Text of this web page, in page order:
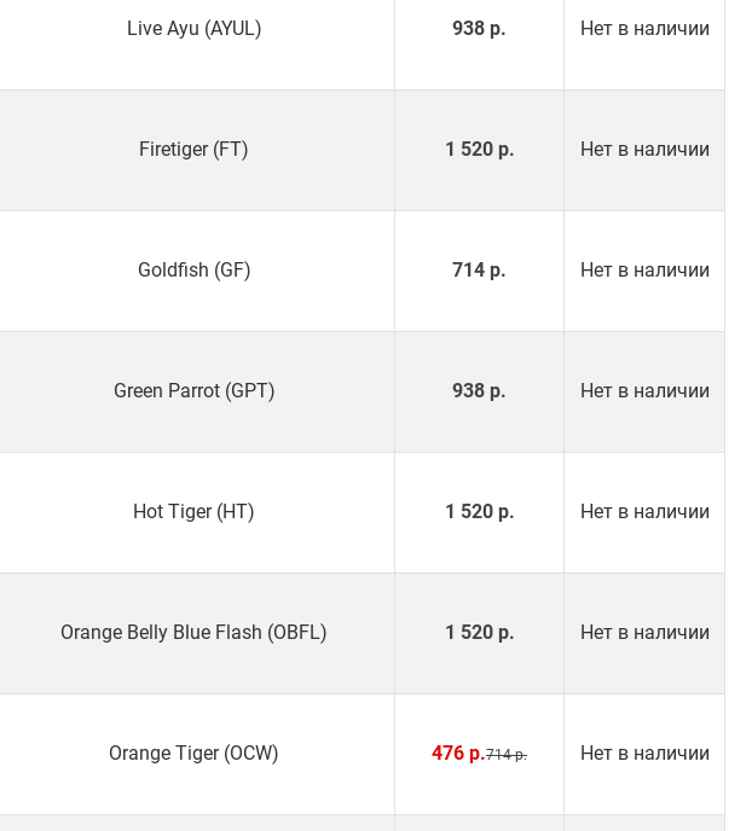
Live Ayu (AYUL) 938 р. Нет в наличии
Firetiger (FT) 1 520 р. Нет в наличии
Goldfish (GF) 714 р. Нет в наличии
Green Parrot (GPT) 938 р. Нет в наличии
Hot Tiger (HT) 1 520 р. Нет в наличии
Orange Belly Blue Flash (OBFL) 1 520 р. Нет в наличии
Orange Tiger (OCW) 476 р.714 р. Нет в наличии